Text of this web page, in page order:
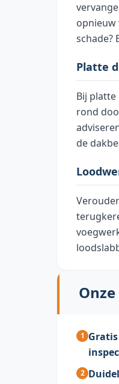
opnieuw
schade?
Platte
Bij
rond
de
Gratis